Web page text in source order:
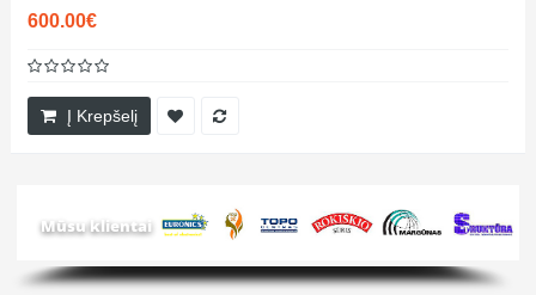
600.00€
Į Krepšelį
Mūsu klientai